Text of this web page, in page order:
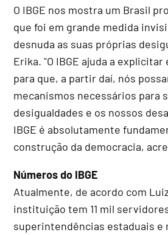
O IBGE nos mostra um Brasil
que foi em grande medida
desnuda as suas próprias
Erika. "O IBGE ajuda a
para que, a partir daí, nós
mecanismos necessários para
desigualdades e os nossos
IBGE é absolutamente
construção da democracia,
Números do IBGE
Atualmente, de acordo com
instituição tem 11 mil
superintendências estaduais e